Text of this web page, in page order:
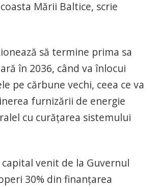
Mării Baltice, scrie
să termine prima sa
în 2036, când va înlocui
pe cărbune vechi, ceea ce va
furnizării de energie
cu curăţarea sistemului
venit de la Guvernul
30% din finanţarea